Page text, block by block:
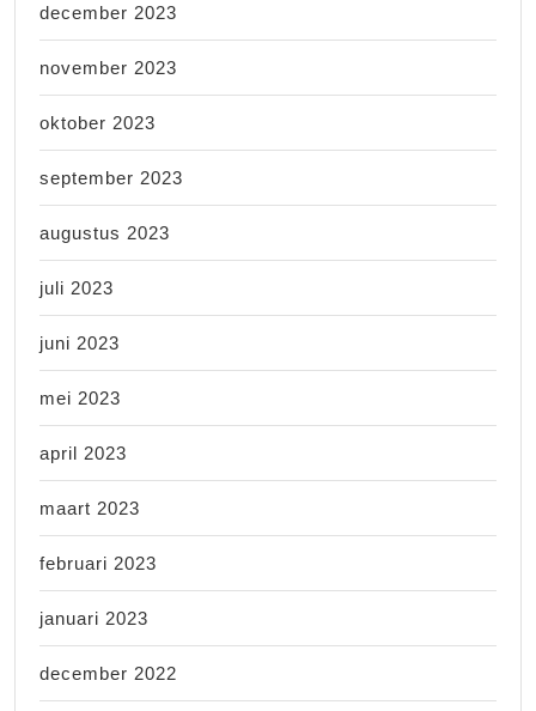
december 2023
november 2023
oktober 2023
september 2023
augustus 2023
juli 2023
juni 2023
mei 2023
april 2023
maart 2023
februari 2023
januari 2023
december 2022